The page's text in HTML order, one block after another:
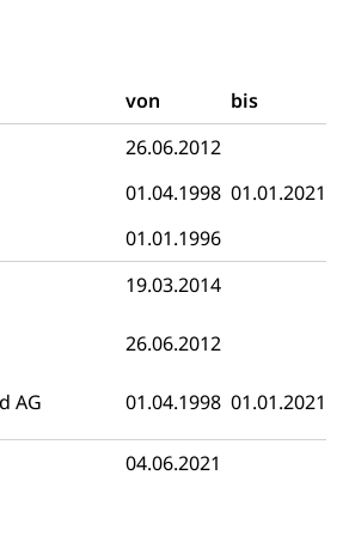
von
bis
26.06.2012
01.04.1998 01.01.2021
01.01.1996
19.03.2014
26.06.2012
AG 01.04.1998 01.01.2021
04.06.2021
Pluralismus
Quellensteuer,
Vergnügungssteuer,